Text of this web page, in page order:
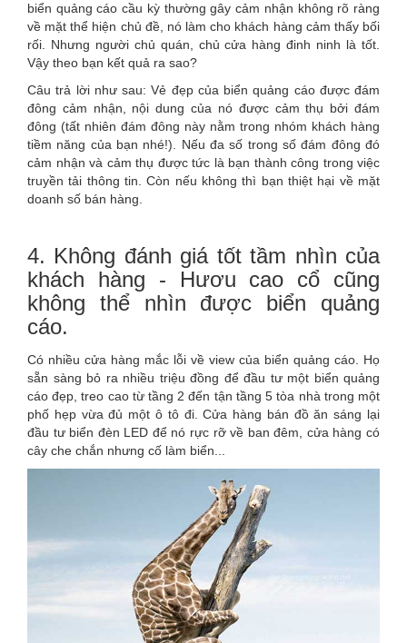
biển quảng cáo cầu kỳ thường gây cảm nhận không rõ ràng
về mặt thể hiện chủ đề, nó làm cho khách hàng cảm thấy bối
rối. Nhưng người chủ quán, chủ cửa hàng đinh ninh là tốt.
Vậy theo bạn kết quả ra sao?
Câu trả lời như sau: Vẻ đẹp của biển quảng cáo được đám
đông cảm nhận, nội dung của nó được cảm thụ bởi đám
đông (tất nhiên đám đông này nằm trong nhóm khách hàng
tiềm năng của bạn nhé!). Nếu đa số trong số đám đông đó
cảm nhận và cảm thụ được tức là bạn thành công trong việc
truyền tải thông tin. Còn nếu không thì bạn thiệt hại về mặt
doanh số bán hàng.
4. Không đánh giá tốt tầm nhìn của
khách hàng - Hươu cao cổ cũng
không thể nhìn được biển quảng
cáo.
Có nhiều cửa hàng mắc lỗi về view của biển quảng cáo. Họ
sẵn sàng bỏ ra nhiều triệu đồng để đầu tư một biển quảng
cáo đẹp, treo cao từ tầng 2 đến tận tầng 5 tòa nhà trong một
phố hẹp vừa đủ một ô tô đi. Cửa hàng bán đồ ăn sáng lại
đầu tư biển đèn LED để nó rực rỡ về ban đêm, cửa hàng có
cây che chắn nhưng cố làm biển...